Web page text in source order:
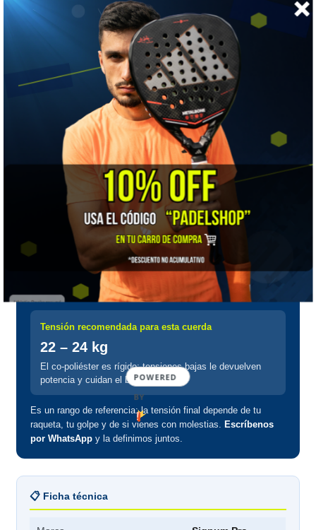
Conviene recambiarla aunque no se corte.
🎯 ¿Para quién es?
Para el que rompe cuerdas seguido y quiere estirar el
recambio lo máximo posible.
🔧 Te la encordamos nosotros
Comprar la cuerda es la mitad del trabajo: cómo queda
montada define cómo se siente. Encordamos en tienda
con una
Signum Pro S-6700, una máquina electrónica
controlada por procesador que ajusta la tensión
pasos de 0,1 kgcon sensores de precisión, monta la
raqueta en un sistema autocentrante de6 puntos
trabaja con tiro constante y pre-estiramiento.
Esa décima de kilo es la diferencia entre una máquina de club
y una de torneo: si te encordamos a 23,5 kg, quedan 23,5 en
los dos planos, no "más o menos".
Tensión recomendada para esta cuerda
22 – 24 kg
El co-poliéster es rígido: tensiones bajas le devuelven
potencia y cuidan el brazo.
Es un rango de referencia: la tensión final depende de tu
raqueta, tu golpe y de si vienes con molestias.
Escríbenos
por WhatsApp y la definimos juntos.
📋 Ficha técnica
POWERED
BY